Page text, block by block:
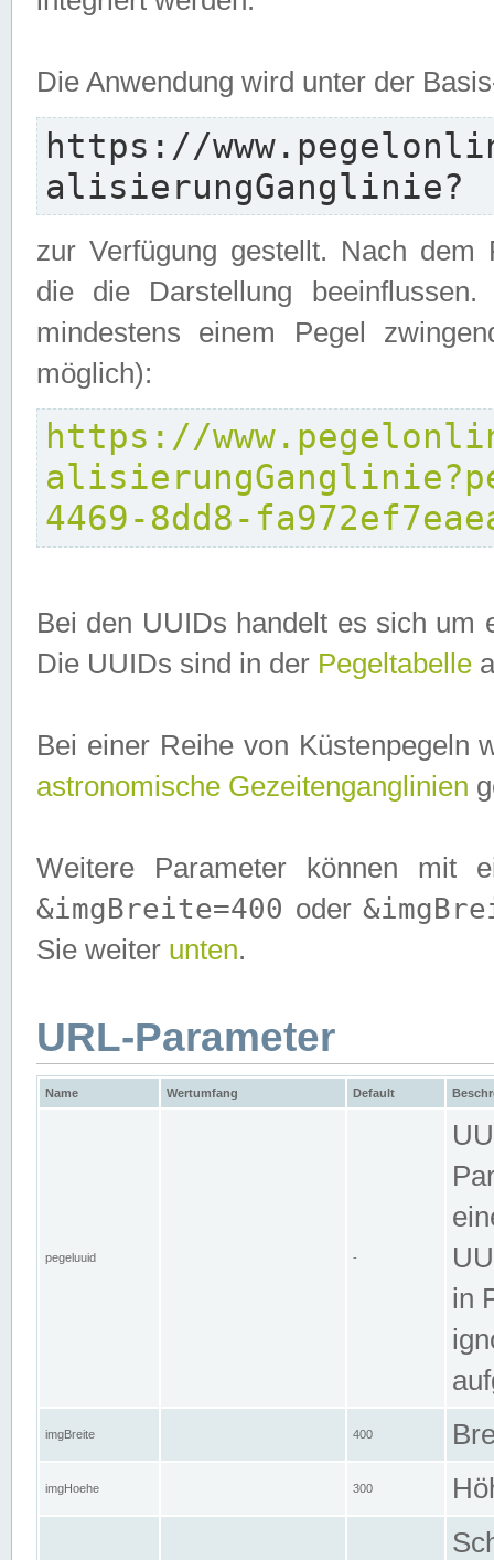
Die Anwendung wird unter der
https://
alisierungGanglinie?
zur Verfügung gestellt. Nach dem
die die Darstellung
mindestens einem Pegel
möglich):
https://
4469-8dd8-
Bei den UUIDs handelt es sich um
Die UUIDs sind in der Pegeltabelle
Bei einer Reihe von Küstenpegeln
astronomische Gezeitenganglinien
Weitere Parameter können mit
&imgBreite=400 oder
Sie weiter unten.
URL-Parameter
Name Wertumfang Default
pegeluuid -
in
imgBreite 400
imgHoehe 300